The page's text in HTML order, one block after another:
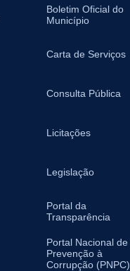
Boletim Oficial do
Município
Carta de Serviços
Consulta Pública
Licitações
Legislação
Portal da
Transparência
Portal Nacional de
Prevenção à
Corrupção (PNPC)